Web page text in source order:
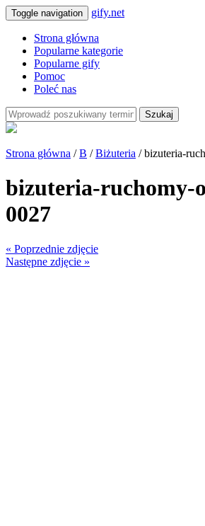
Toggle navigation gify.net
Strona główna
Popularne kategorie
Popularne gify
Pomoc
Poleć nas
Szukaj
Strona główna /B /Biżuteria / bizuteria-
bizuteria-ruchomy-
0027
« Poprzednie zdjęcie
Następne zdjęcie »